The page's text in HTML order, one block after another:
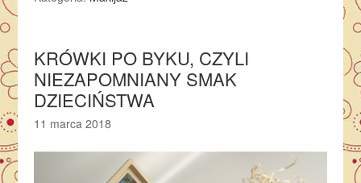
KRÓWKI PO BYKU, CZYLI
NIEZAPOMNIANY SMAK
DZIECIŃSTWA
11 marca 2018